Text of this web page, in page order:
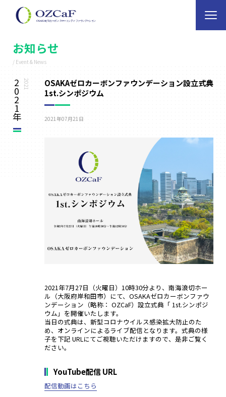
お知らせ
/ Event & News
2021
2
0
2
1
年
OSAKAゼロカーボンファウンデーション設立式典
1st.シンポジウム
2021年07月21日
2021年7月27日（火曜日）10時30分より、南海浪切ホー
ル（大阪府岸和田市）にて、OSAKAゼロカーボンファウ
ンデーション（略称： OZCaF）設立式典「 1st.シンポジ
ウム」を開催いたします。
当日の式典は、新型コロナウイルス感染拡大防止のた
め、オンラインによるライブ配信となります。式典の様
子を下記 URLにてご視聴いただけますので、是非ご覧く
ださい。
YouTube配信 URL
配信動画はこちら